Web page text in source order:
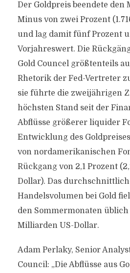
Der Goldpreis beendete den
Minus von zwei Prozent
und lag damit fünf Prozent
Vorjahreswert. Die
Gold Councel größtenteils
Rhetorik der Fed-Vertreter
sie führte die zweijährigen
höchsten Stand seit der
Abflüsse größerer liquider
Entwicklung des
von nordamerikanischen
Rückgang von 2,1 Prozent
Dollar). Das
Handelsvolumen bei Gold
den Sommermonaten üblich
Milliarden US-Dollar.
Adam Perlaky, Senior
Council: „Die Abflüsse aus